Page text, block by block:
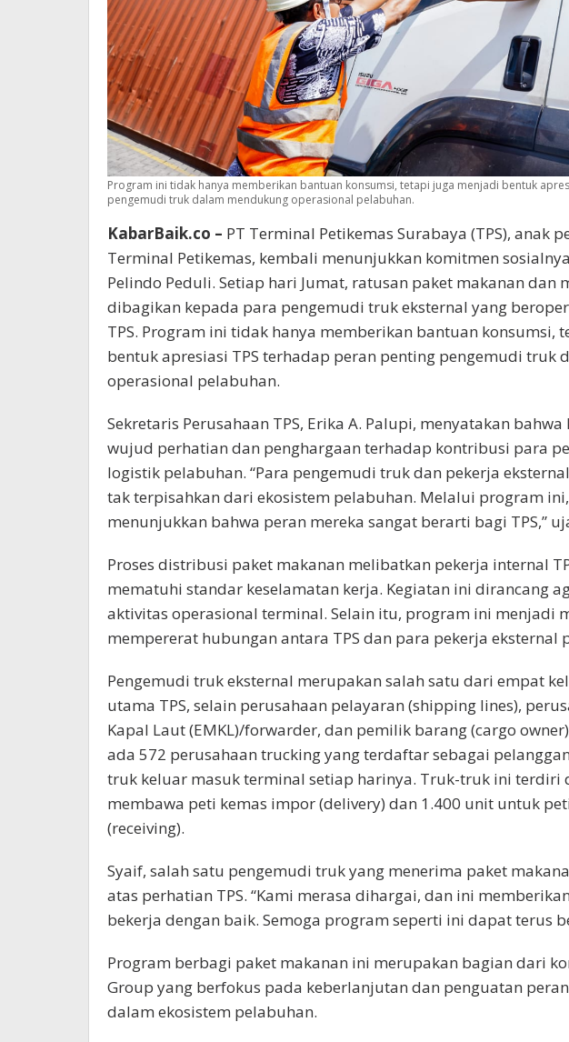
Program ini tidak hanya memberikan bantuan konsumsi, tetapi juga menjadi bentuk
pengemudi truk dalam mendukung operasional pelabuhan.
KabarBaik.co – PT Terminal Petikemas Surabaya (TPS), anak
Terminal Petikemas, kembali menunjukkan komitmen
Pelindo Peduli. Setiap hari Jumat, ratusan paket makanan dan
dibagikan kepada para pengemudi truk eksternal yang
TPS. Program ini tidak hanya memberikan bantuan konsumsi,
bentuk apresiasi TPS terhadap peran penting pengemudi truk
operasional pelabuhan.
Sekretaris Perusahaan TPS, Erika A. Palupi, menyatakan
wujud perhatian dan penghargaan terhadap kontribusi para
logistik pelabuhan. “Para pengemudi truk dan pekerja
tak terpisahkan dari ekosistem pelabuhan. Melalui program
menunjukkan bahwa peran mereka sangat berarti bagi TPS,”
Proses distribusi paket makanan melibatkan pekerja internal
mematuhi standar keselamatan kerja. Kegiatan ini dirancang
aktivitas operasional terminal. Selain itu, program ini menjadi
mempererat hubungan antara TPS dan para pekerja eksternal
Pengemudi truk eksternal merupakan salah satu dari empat
utama TPS, selain perusahaan pelayaran (shipping lines),
Kapal Laut (EMKL)/forwarder, dan pemilik barang (cargo
ada 572 perusahaan trucking yang terdaftar sebagai
truk keluar masuk terminal setiap harinya. Truk-truk ini terdiri
membawa peti kemas impor (delivery) dan 1.400 unit untuk
(receiving).
Syaif, salah satu pengemudi truk yang menerima paket
atas perhatian TPS. “Kami merasa dihargai, dan ini
bekerja dengan baik. Semoga program seperti ini dapat terus
Program berbagi paket makanan ini merupakan bagian dari
Group yang berfokus pada keberlanjutan dan penguatan
dalam ekosistem pelabuhan.